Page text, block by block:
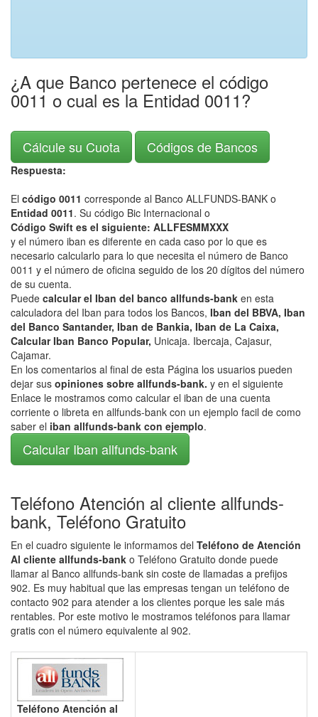
¿A que Banco pertenece el código
0011 o cual es la Entidad 0011?
Cálcule su Cuota Códigos de Bancos
Respuesta:
El código 0011 corresponde al Banco ALLFUNDS-BANK o
Entidad 0011. Su código Bic Internacional o
Código Swift es el siguiente: ALLFESMMXXX
y el número iban es diferente en cada caso por lo que es
necesario calcularlo para lo que necesita el número de Banco
0011 y el número de oficina seguido de los 20 dígitos del número
de su cuenta.
Puede calcular el Iban del banco allfunds-bank en esta
calculadora del Iban para todos los Bancos, Iban del BBVA, Iban
del Banco Santander, Iban de Bankia, Iban de La Caixa,
Calcular Iban Banco Popular, Unicaja. Ibercaja, Cajasur,
Cajamar.
En los comentarios al final de esta Página los usuarios pueden
dejar sus opiniones sobre allfunds-bank. y en el siguiente
Enlace le mostramos como calcular el iban de una cuenta
corriente o libreta en allfunds-bank con un ejemplo facil de como
saber el iban allfunds-bank con ejemplo.
Calcular Iban allfunds-bank
Teléfono Atención al cliente allfunds-
bank, Teléfono Gratuito
En el cuadro siguiente le informamos del Teléfono de Atención
Al cliente allfunds-bank o Teléfono Gratuito donde puede
llamar al Banco allfunds-bank sin coste de llamadas a prefijos
902. Es muy habitual que las empresas tengan un teléfono de
contacto 902 para atender a los clientes porque les sale más
rentables. Por este motivo le mostramos teléfonos para llamar
gratis con el número equivalente al 902.
Teléfono Atención al